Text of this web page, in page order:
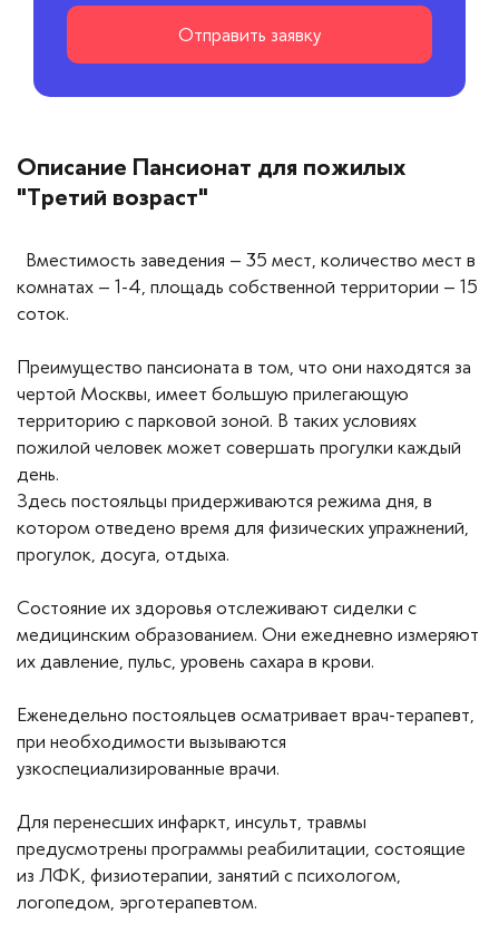
Отправить заявку
Описание Пансионат для пожилых
"Третий возраст"
Вместимость заведения – 35 мест, количество мест в
комнатах – 1-4, площадь собственной территории – 15
соток.
Преимущество пансионата в том, что они находятся за
чертой Москвы, имеет большую прилегающую
территорию с парковой зоной. В таких условиях
пожилой человек может совершать прогулки каждый
день.
Здесь постояльцы придерживаются режима дня, в
котором отведено время для физических упражнений,
прогулок, досуга, отдыха.
Состояние их здоровья отслеживают сиделки с
медицинским образованием. Они ежедневно измеряют
их давление, пульс, уровень сахара в крови.
Еженедельно постояльцев осматривает врач-терапевт,
при необходимости вызываются
узкоспециализированные врачи.
Для перенесших инфаркт, инсульт, травмы
предусмотрены программы реабилитации, состоящие
из ЛФК, физиотерапии, занятий с психологом,
логопедом, эрготерапевтом.